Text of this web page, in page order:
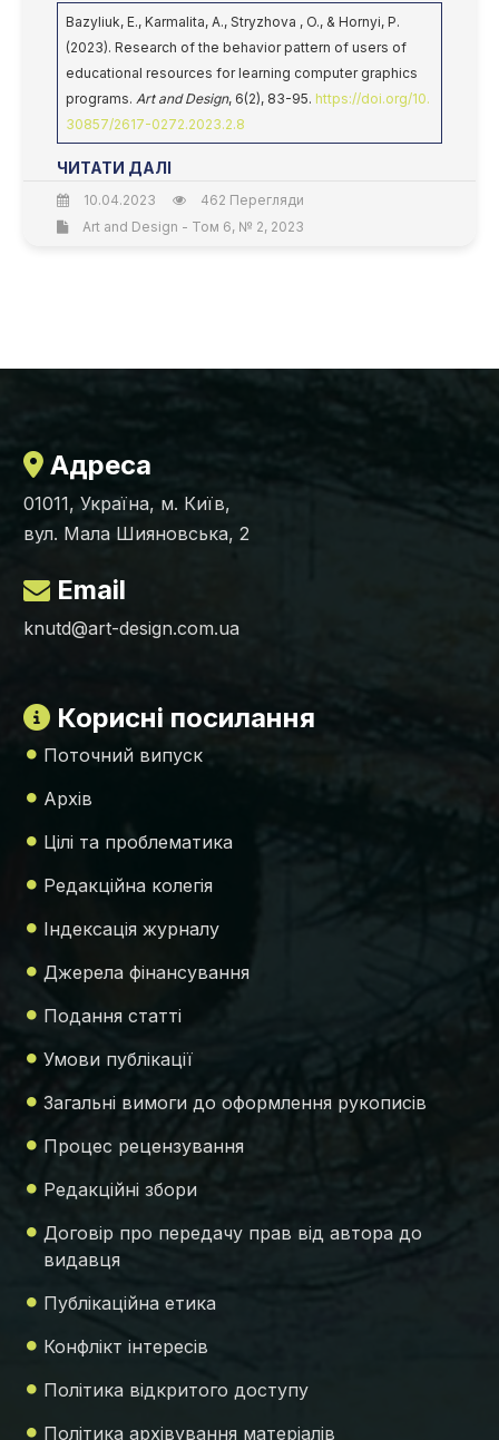
Bazyliuk, E., Karmalita, A., Stryzhova , O., & Hornyi, P.
(2023). Research of the behavior pattern of users of
educational resources for learning computer graphics
programs. Art and Design, 6(2), 83-95. https://doi.org/10.
30857/2617-0272.2023.2.8
ЧИТАТИ ДАЛІ
10.04.2023
462 Перегляди
Art and Design - Том 6, № 2, 2023
Адреса
01011, Україна, м. Київ,
вул. Мала Шияновська, 2
Email
knutd@art-design.com.ua
Корисні посилання
Поточний випуск
Архів
Цілі та проблематика
Редакційна колегія
Індексація журналу
Джерела фінансування
Подання статті
Умови публікації
Загальні вимоги до оформлення рукописів
Процес рецензування
Редакційні збори
Договір про передачу прав від автора до
видавця
Публікаційна етика
Конфлікт інтересів
Політика відкритого доступу
Політика архівування матеріалів